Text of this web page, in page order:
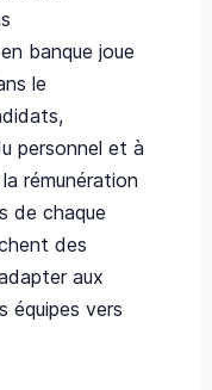
banque joue
le
personnel et à
rémunération
de chaque
des
aux
équipes vers